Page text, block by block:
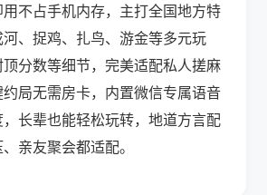
不占手机内存，主打全国地方特
、捉鸡、扎鸟、游金等多元玩
分数等细节，完美适配私人搓麻
局无需房卡，内置微信专属语音
长辈也能轻松玩转，地道方言配
亲友聚会都适配。